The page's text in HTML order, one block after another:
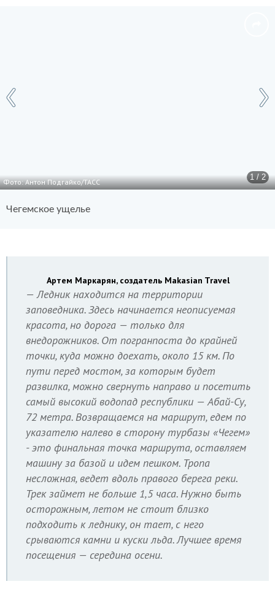
1 / 2
Фото: Антон Подгайко/ТАСС
Чегемское ущелье
Артем Маркарян, создатель Makasian Travel
— Ледник находится на территории
заповедника. Здесь начинается неописуемая
красота, но дорога — только для
внедорожников. От погранпоста до крайней
точки, куда можно доехать, около 15 км. По
пути перед мостом, за которым будет
развилка, можно свернуть направо и посетить
самый высокий водопад республики — Абай-Су,
72 метра. Возвращаемся на маршрут, едем по
указателю налево в сторону турбазы «Чегем»
- это финальная точка маршрута, оставляем
машину за базой и идем пешком. Тропа
несложная, ведет вдоль правого берега реки.
Трек займет не больше 1,5 часа. Нужно быть
осторожным, летом не стоит близко
подходить к леднику, он тает, с него
срываются камни и куски льда. Лучшее время
посещения — середина осени.